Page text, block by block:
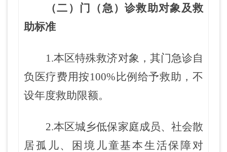
（二）门（急）诊救助对象及救
助标准
1.本区特殊救济对象，其门急诊自
负医疗费用按100% 比例给予救助，不
设年度救助限额。
2.本区城乡低保家庭成员、 社会散
居孤儿、
困境儿童基本生活保障对